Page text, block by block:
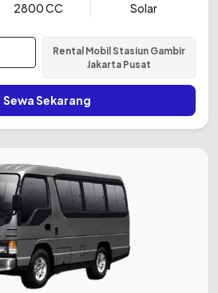
2800 CC Solar
Rental Mobil Stasiun Gambir
Jakarta Pusat
Sewa Sekarang